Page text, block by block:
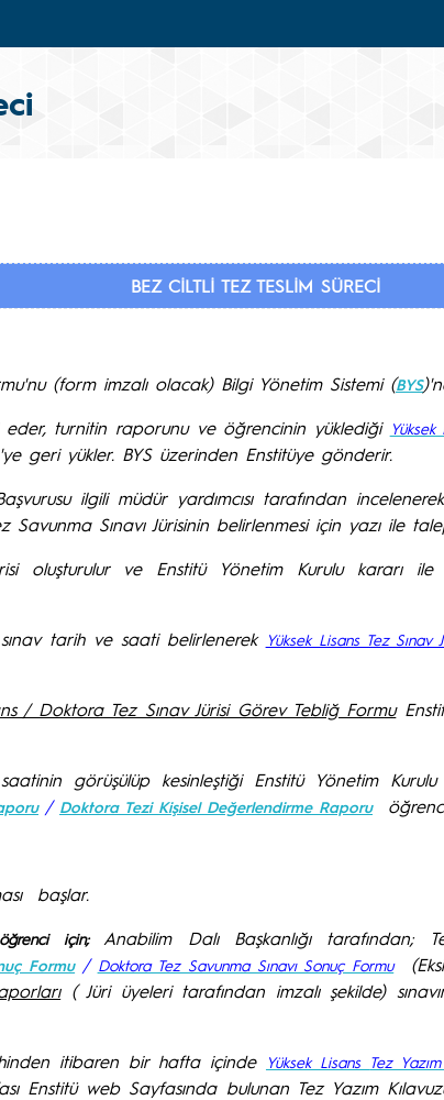
BEZ CİLTLİ TEZ TESLİM SÜRECİ
(form imzalı olacak) Bilgi Yönetim Sistemi (BYS
turnitin raporunu ve öğrencinin yüklediği
geri yükler. BYS üzerinden Enstitüye gönderir.
ilgili müdür yardımcısı tarafından
Savunma Sınavı Jürisinin belirlenmesi için yazı ile
oluşturulur ve Enstitü Yönetim Kurulu kararı
tarih ve saati belirlenerek Yüksek Lisans Tez
/ Doktora Tez Sınav Jürisi Görev Tebliğ Formu
görüşülüp kesinleştiği Enstitü Yönetim Kurulu
/ Doktora Tezi Kişisel Değerlendirme Raporuöğrenci
başlar.
için;Anabilim Dalı Başkanlığı tarafından;
Formu/ Doktora Tez Savunma Sınavı Sonuç Formu
( Jüri üyeleri tarafından imzalı şekilde) s
itibaren bir hafta içinde
Yüksek Lisans Tez
Enstitü web Sayfasında bulunan Tez Yazım